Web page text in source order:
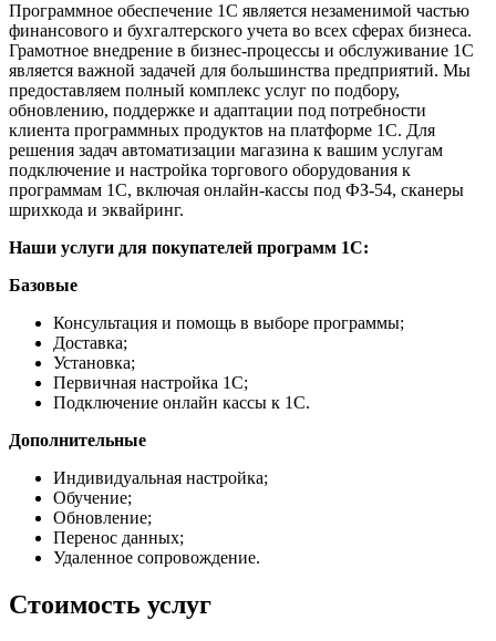
Программное обеспечение 1С является незаменимой частью
финансового и бухгалтерского учета во всех сферах бизнеса.
Грамотное внедрение в бизнес-процессы и обслуживание 1С
является важной задачей для большинства предприятий. Мы
предоставляем полный комплекс услуг по подбору,
обновлению, поддержке и адаптации под потребности
клиента программных продуктов на платформе 1С. Для
решения задач автоматизации магазина к вашим услугам
подключение и настройка торгового оборудования к
программам 1С, включая онлайн-кассы под ФЗ-54, сканеры
шрихкода и эквайринг.
Наши услуги для покупателей программ 1С:
Базовые
Консультация и помощь в выборе программы;
Доставка;
Установка;
Первичная настройка 1С;
Подключение онлайн кассы к 1С.
Дополнительные
Индивидуальная настройка;
Обучение;
Обновление;
Перенос данных;
Удаленное сопровождение.
Стоимость услуг